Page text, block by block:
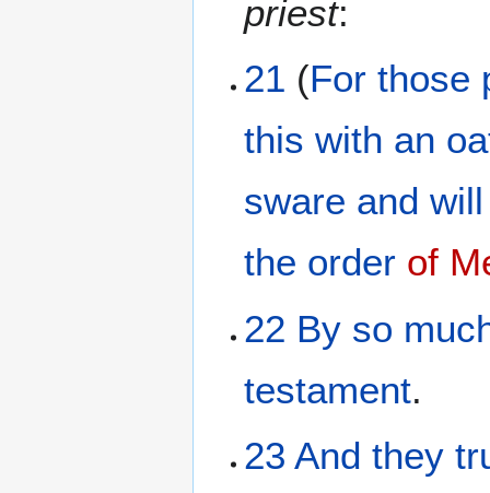
priest:
21 (For those
this with an
sware and
the order of
22 By so
testament.
23 And they